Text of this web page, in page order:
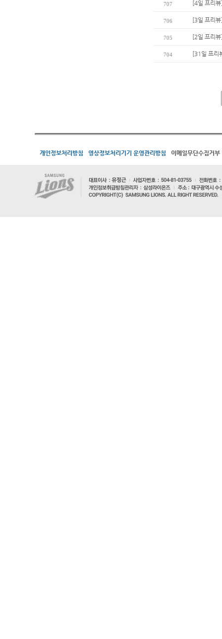
707 [4일 프리
706 [3일 프리
705 [2일 프리
704 [31일 프리
개인정보처리방침 영상정보처리기기 운영관리방침 이메일무단수집거부